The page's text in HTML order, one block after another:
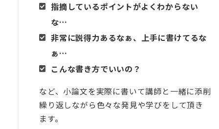
指摘しているポイントがよくわからない
な…
非常に説得力あるなぁ、上手に書けてるな
ぁ…
こんな書き方でいいの？
など、小論文を実際に書いて講師と一緒に添削
繰り返しながら色々な発見や学びをして頂き
ます。